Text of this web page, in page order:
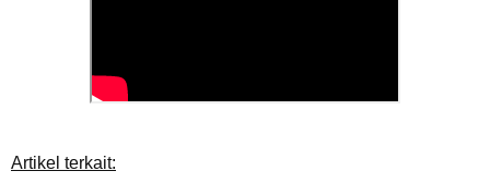
Artikel terkait: